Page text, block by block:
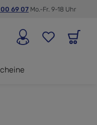
69 07 Mo.-Fr. 9-18 Uhr